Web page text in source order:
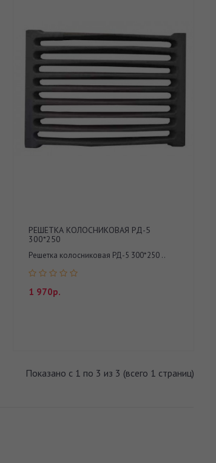
РЕШЕТКА КОЛОСНИКОВАЯ РД-5
300*250
Решетка колосниковая РД-5 300*250 ..
1 970р.
Показано с 1 по 3 из 3 (всего 1 страниц)